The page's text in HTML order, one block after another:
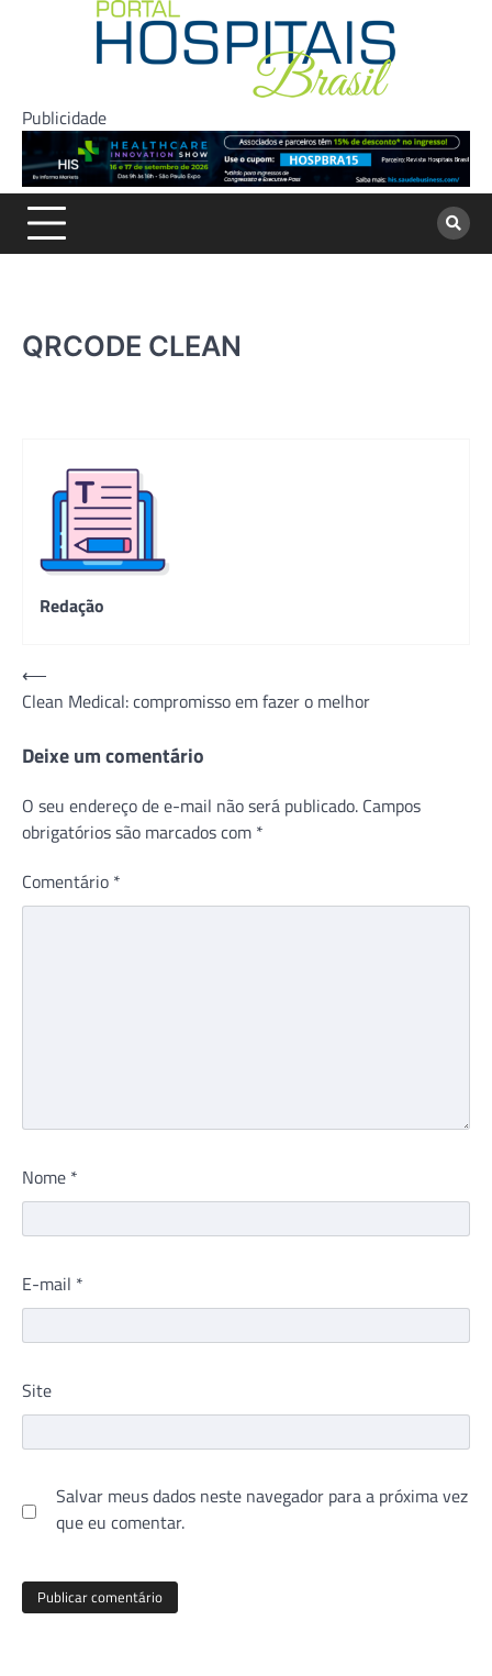
Publicidade
QRCODE CLEAN
Redação
Navegação
de
Post
⟵
Clean Medical: compromisso em fazer o melhor
Deixe um comentário
O seu endereço de e-mail não será publicado. Campos
obrigatórios são marcados com *
Comentário *
Nome *
E-mail *
Site
Salvar meus dados neste navegador para a próxima vez
que eu comentar.